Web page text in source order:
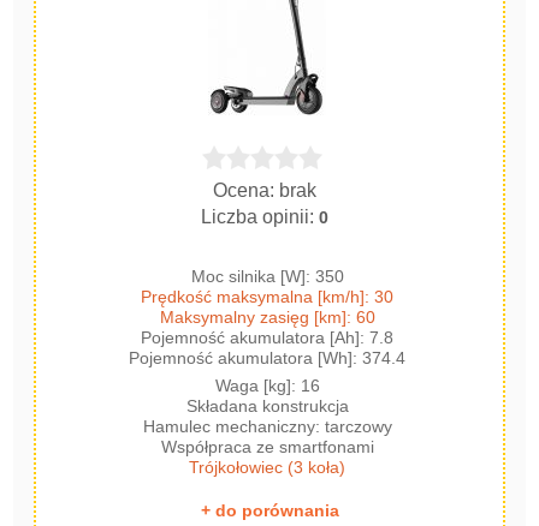
Ocena: brak
Liczba opinii:0
Moc silnika [W]: 350
Prędkość maksymalna [km/h]: 30
Maksymalny zasięg [km]: 60
Pojemność akumulatora [Ah]: 7.8
Pojemność akumulatora [Wh]: 374.4
Waga [kg]: 16
Składana konstrukcja
Hamulec mechaniczny: tarczowy
Współpraca ze smartfonami
Trójkołowiec (3 koła)
+ do porównania